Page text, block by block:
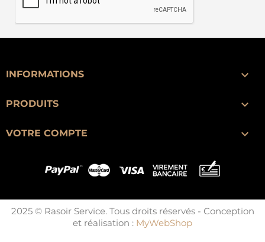
INFORMATIONS 
PRODUITS 
VOTRE COMPTE 
2025 © Rasoir Service. Tous droits réservés - Conception
et réalisation : MyWebShop